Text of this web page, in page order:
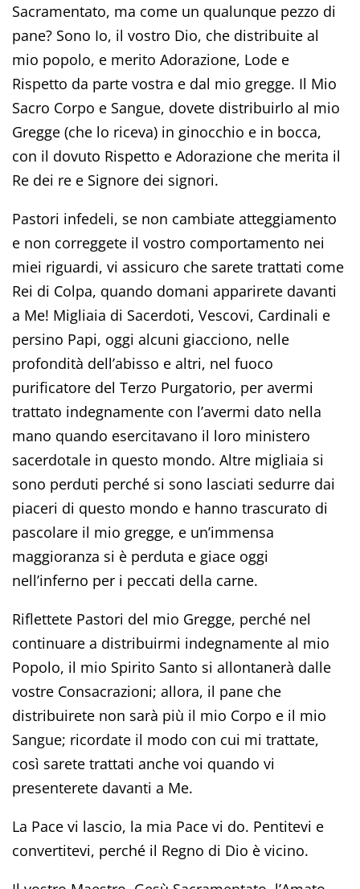
Sacramentato, ma come un qualunque pezzo di
pane? Sono Io, il vostro Dio, che distribuite al
mio popolo, e merito Adorazione, Lode e
Rispetto da parte vostra e dal mio gregge. Il Mio
Sacro Corpo e Sangue, dovete distribuirlo al mio
Gregge (che lo riceva) in ginocchio e in bocca,
con il dovuto Rispetto e Adorazione che merita il
Re dei re e Signore dei signori.
Pastori infedeli, se non cambiate atteggiamento
e non correggete il vostro comportamento nei
miei riguardi, vi assicuro che sarete trattati come
Rei di Colpa, quando domani apparirete davanti
a Me! Migliaia di Sacerdoti, Vescovi, Cardinali e
persino Papi, oggi alcuni giacciono, nelle
profondità dell’abisso e altri, nel fuoco
purificatore del Terzo Purgatorio, per avermi
trattato indegnamente con l’avermi dato nella
mano quando esercitavano il loro ministero
sacerdotale in questo mondo. Altre migliaia si
sono perduti perché si sono lasciati sedurre dai
piaceri di questo mondo e hanno trascurato di
pascolare il mio gregge, e un’immensa
maggioranza si è perduta e giace oggi
nell’inferno per i peccati della carne.
Riflettete Pastori del mio Gregge, perché nel
continuare a distribuirmi indegnamente al mio
Popolo, il mio Spirito Santo si allontanerà dalle
vostre Consacrazioni; allora, il pane che
distribuirete non sarà più il mio Corpo e il mio
Sangue; ricordate il modo con cui mi trattate,
così sarete trattati anche voi quando vi
presenterete davanti a Me.
La Pace vi lascio, la mia Pace vi do. Pentitevi e
convertitevi, perché il Regno di Dio è vicino.